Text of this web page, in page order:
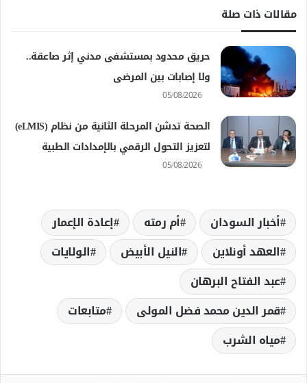
مقالات ذات صلة
حريق محدود بمستشفى مدني إثر صاعقة..
ولا إصابات بين المرضى
05/08/2026
الصحة تدشن المرحلة الثانية من نظام (eLMIS)
لتعزيز التحول الرقمي بالإمدادات الطبية
05/08/2026
أخبار السودان أم رمته
إعادة الإعمار
العهد أونلاين
النيل الأبيض
الولايات
عبد الفتاح البرهان
قمر الدين محمد فضل المولى
متابعات
مياه الشرب